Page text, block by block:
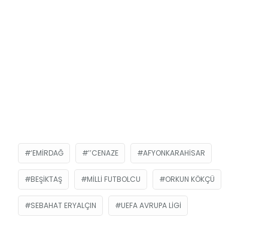
‘EMIRDAĞ ’’CENAZE AFYONKARAHISAR
BEŞIKTAŞ MILLI FUTBOLCU ORKUN KÖKÇÜ
SEBAHAT ERYALÇIN UEFA AVRUPA LIGI